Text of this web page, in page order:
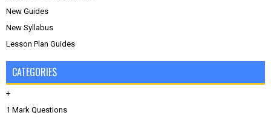
New Guides
New Syllabus
Lesson Plan Guides
CATEGORIES
+
1 Mark Questions